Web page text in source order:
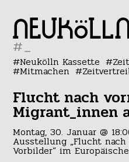
#
Neukölln Kassette
Mitmachen
Flucht nach
Migrant_innen
Montag, 30. Januar @
Ausstellung „Flucht
Vorbilder“ im